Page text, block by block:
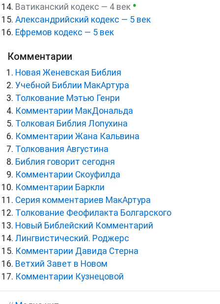
Ватиканский кодекс — 4 век ●
Александрийский кодекс — 5 век
Ефремов кодекс — 5 век
Комментарии
Новая Женевская Библия
Учебной Библии МакАртура
Толкование Мэтью Генри
Комментарии МакДональда
Толковая Библия Лопухина
Комментарии Жана Кальвина
Толкования Августина
Библия говорит сегодня
Комментарии Скоуфилда
Комментарии Баркли
Серия комментариев МакАртура
Толкование Феофилакта Болгарского
Новый Библейский Комментарий
Лингвистический. Роджерс
Комментарии Давида Стерна
Ветхий Завет в Новом
Комментарии Кузнецовой